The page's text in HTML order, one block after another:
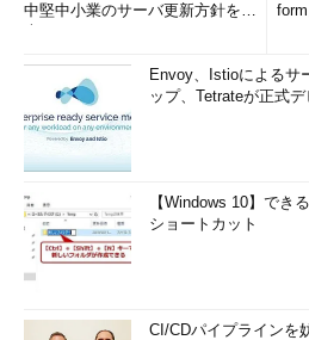
中堅中小業のサーバ更新方針を調
Envoy、Istioによるサ
ップ、Tetrateが正式デ
【Windows 10】でき
ショートカット
CI/CDパイプラインを